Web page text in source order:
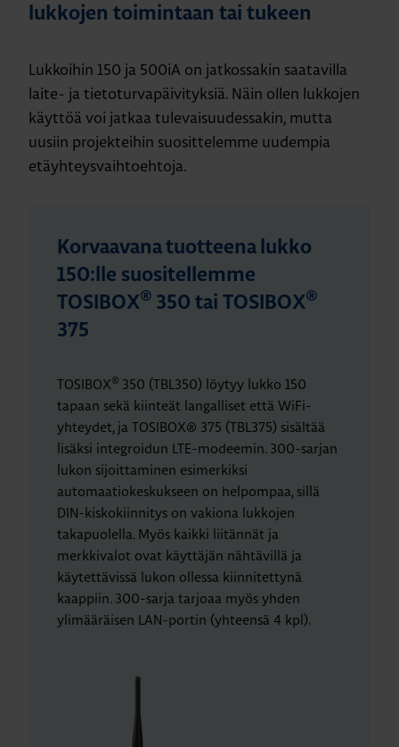
lukkojen toimintaan tai tukeen
Lukkoihin 150 ja 500iA on jatkossakin saatavilla
laite- ja tietoturvapäivityksiä. Näin ollen lukkojen
käyttöä voi jatkaa tulevaisuudessakin, mutta
uusiin projekteihin suosittelemme uudempia
etäyhteysvaihtoehtoja.
Korvaavana tuotteena lukko
150:lle suositellemme
TOSIBOX® 350 tai TOSIBOX®
375
TOSIBOX® 350 (TBL350) löytyy lukko 150
tapaan sekä kiinteät langalliset että WiFi-
yhteydet, ja TOSIBOX® 375 (TBL375) sisältää
lisäksi integroidun LTE-modeemin. 300-sarjan
lukon sijoittaminen esimerkiksi
automaatiokeskukseen on helpompaa, sillä
DIN-kiskokiinnitys on vakiona lukkojen
takapuolella. Myös kaikki liitännät ja
merkkivalot ovat käyttäjän nähtävillä ja
käytettävissä lukon ollessa kiinnitettynä
kaappiin. 300-sarja tarjoaa myös yhden
ylimääräisen LAN-portin (yhteensä 4 kpl).